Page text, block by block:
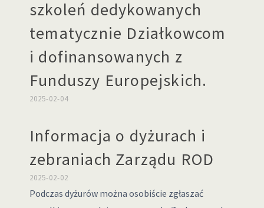
szkoleń dedykowanych
tematycznie Działkowcom
i dofinansowanych z
Funduszy Europejskich.
2025-02-04
Informacja o dyżurach i
zebraniach Zarządu ROD
2025-02-02
Podczas dyżurów można osobiście zgłaszać